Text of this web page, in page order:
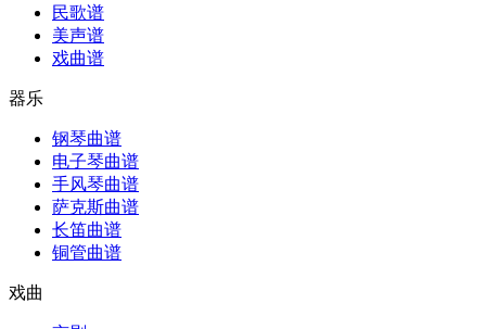
民歌谱
美声谱
戏曲谱
器乐
钢琴曲谱
电子琴曲谱
手风琴曲谱
萨克斯曲谱
长笛曲谱
铜管曲谱
戏曲